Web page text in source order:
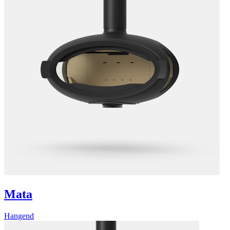
Mata
Hangend